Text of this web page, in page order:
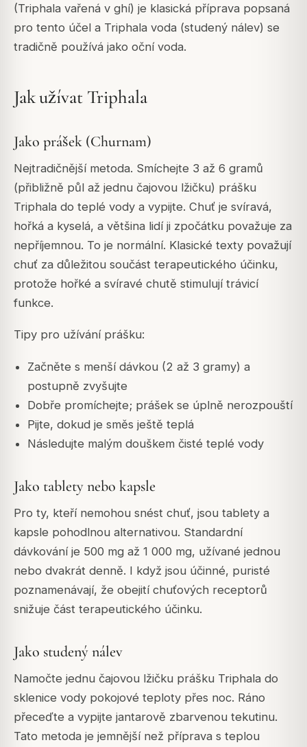
(Triphala vařená v ghí) je klasická příprava popsaná
pro tento účel a Triphala voda (studený nálev) se
tradičně používá jako oční voda.
Jak užívat Triphala
Jako prášek (Churnam)
Nejtradičnější metoda. Smíchejte 3 až 6 gramů
(přibližně půl až jednu čajovou lžičku) prášku
Triphala do teplé vody a vypijte. Chuť je svíravá,
hořká a kyselá, a většina lidí ji zpočátku považuje za
nepříjemnou. To je normální. Klasické texty považují
chuť za důležitou součást terapeutického účinku,
protože hořké a svíravé chutě stimulují trávicí
funkce.
Tipy pro užívání prášku:
Začněte s menší dávkou (2 až 3 gramy) a
postupně zvyšujte
Dobře promíchejte; prášek se úplně nerozpouští
Pijte, dokud je směs ještě teplá
Následujte malým douškem čisté teplé vody
Jako tablety nebo kapsle
Pro ty, kteří nemohou snést chuť, jsou tablety a
kapsle pohodlnou alternativou. Standardní
dávkování je 500 mg až 1 000 mg, užívané jednou
nebo dvakrát denně. I když jsou účinné, puristé
poznamenávají, že obejití chuťových receptorů
snižuje část terapeutického účinku.
Jako studený nálev
Namočte jednu čajovou lžičku prášku Triphala do
sklenice vody pokojové teploty přes noc. Ráno
přeceďte a vypijte jantarově zbarvenou tekutinu.
Tato metoda je jemnější než příprava s teplou